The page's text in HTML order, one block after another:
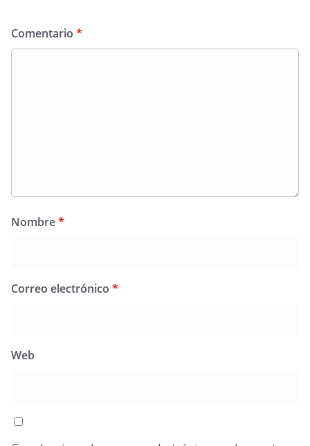
Comentario *
Nombre*
Correo electrónico *
Web